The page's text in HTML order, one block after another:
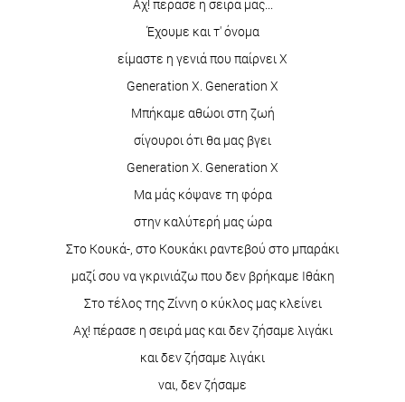
Αχ! πέρασε η σειρά μας...
Έχουμε και τ' όνομα
είμαστε η γενιά που παίρνει Χ
Generation X. Generation X
Μπήκαμε αθώοι στη ζωή
σίγουροι ότι θα μας βγει
Generation X. Generation X
Μα μάς κόψανε τη φόρα
στην καλύτερή μας ώρα
Στο Κουκά-, στο Κουκάκι ραντεβού στο μπαράκι
μαζί σου να γκρινιάζω που δεν βρήκαμε Ιθάκη
Στο τέλος της Ζίννη ο κύκλος μας κλείνει
Αχ! πέρασε η σειρά μας και δεν ζήσαμε λιγάκι
και δεν ζήσαμε λιγάκι
ναι, δεν ζήσαμε